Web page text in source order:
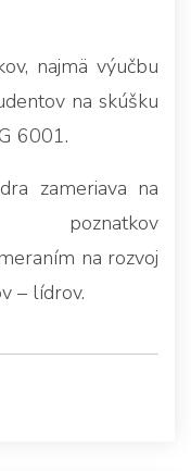
najmä výučbu
na skúšku
6001.
zameriava na
poznatkov
na rozvoj
– lídrov.